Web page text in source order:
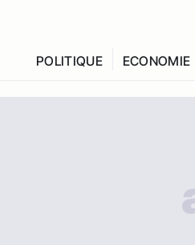
POLITIQUE ECONOMIE